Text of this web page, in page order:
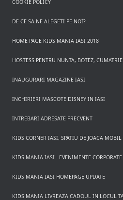
COOKIE POLICY
DE CE SA NE ALEGETI PE NOI?
HOME PAGE KIDS MANIA IASI 2018
HOSTESS PENTRU NUNTA, BOTEZ,
INAUGURARI MAGAZINE IASI
INCHIRIERI MASCOTE DISNEY IN IASI
INTREBARI ADRESATE FRECVENT
KIDS CORNER IASI, SPATIU DE JOACA
KIDS MANIA IASI - EVENIMENTE CORPORATE
KIDS MANIA IASI HOMEPAGE UPDATE
KIDS MANIA LIVREAZA CADOUL IN LOCUL